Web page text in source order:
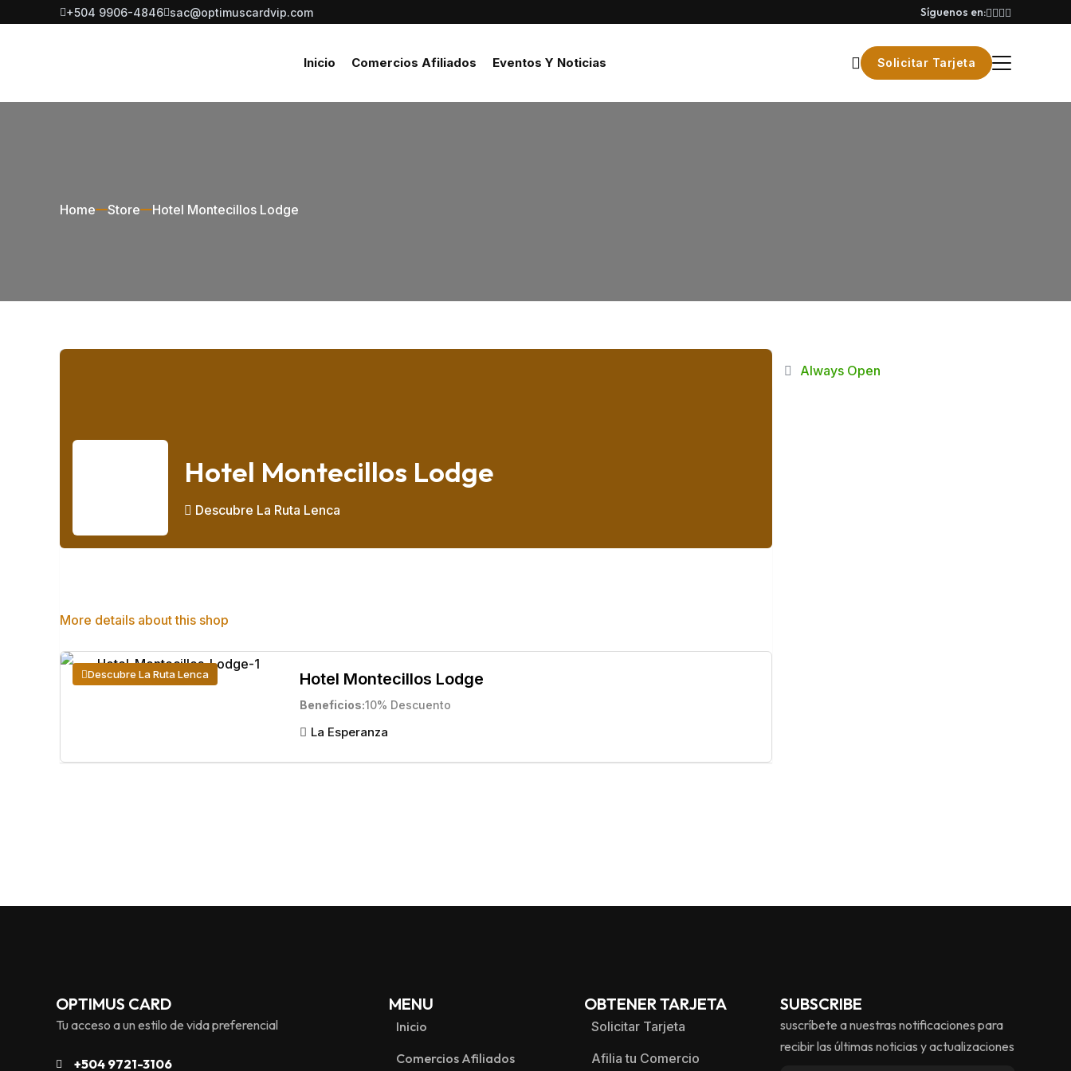
+504 9906-4846 sac@optimuscardvip.com Síguenos en:
Inicio Comercios Afiliados Eventos Y Noticias Solicitar Tarjeta
Home Store Hotel Montecillos Lodge
Hotel Montecillos Lodge
Descubre La Ruta Lenca
More details about this shop
All ads from Hotel Montecillos Lodge
Hotel Montecillos Lodge
Beneficios 10% Descuento
Descubre La Ruta Lenca
La Esperanza
Always Open
OPTIMUS CARD
Tu acceso a un estilo de vida preferencial
+504 9721-3106
MENU
Inicio
Comercios Afiliados
OBTENER TARJETA
Solicitar Tarjeta
Afilia tu Comercio
SUBSCRIBE
suscríbete a nuestras notificaciones para
recibir las últimas noticias y actualizaciones